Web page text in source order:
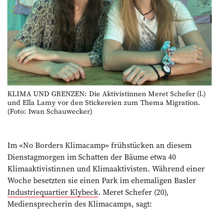
KLIMA UND GRENZEN: Die Aktivistinnen Meret Schefer (l.)
und Ella Lamy vor den Stickereien zum Thema Migration.
(Foto: Iwan Schauwecker)
Im «No Borders Klimacamp» frühstücken an diesem
Dienstagmorgen im Schatten der Bäume etwa 40
Klimaaktivistinnen und Klimaaktivisten. Während einer
Woche besetzten sie einen Park im ehemaligen Basler
Industriequartier Klybeck. Meret Schefer (20),
Mediensprecherin des Klimacamps, sagt: